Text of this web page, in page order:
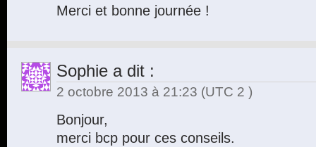
Merci et bonne journée !
Sophie a dit :
2 octobre 2013 à 21:23 (UTC 2 )
Bonjour,
merci bcp pour ces conseils.